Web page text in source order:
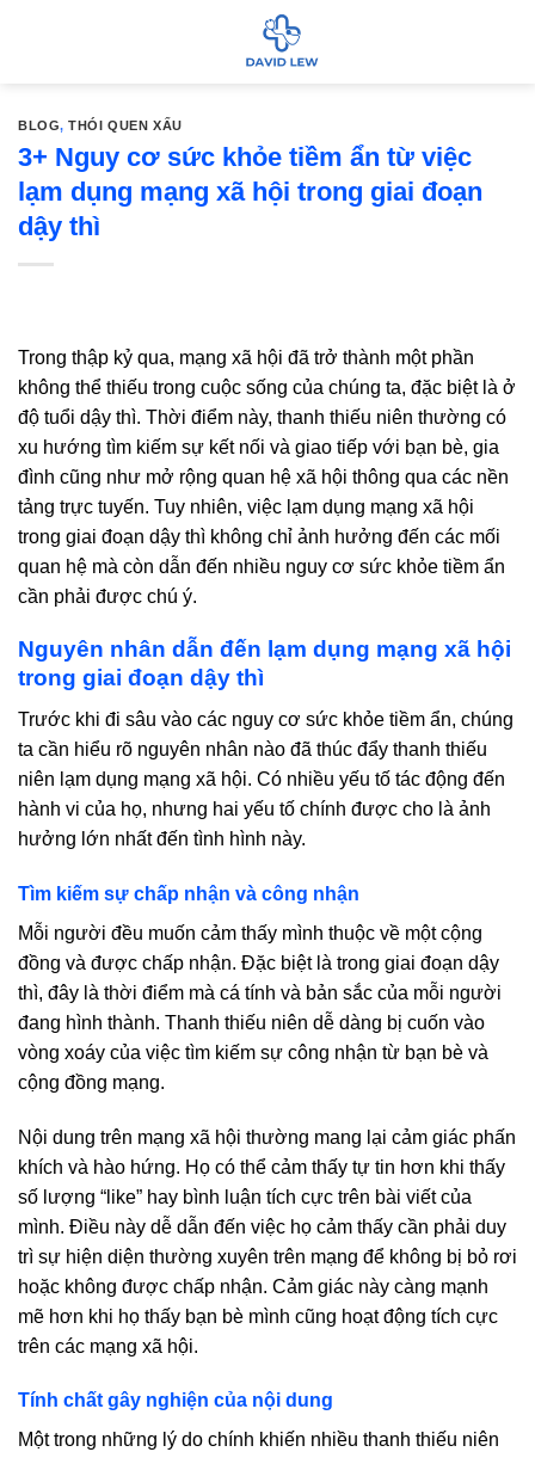
BLOG,THÓI QUEN XẤU
3+ Nguy cơ sức khỏe tiềm ẩn từ việc
lạm dụng mạng xã hội trong giai đoạn
dậy thì
Trong thập kỷ qua, mạng xã hội đã trở thành một phần
không thể thiếu trong cuộc sống của chúng ta, đặc biệt là ở
độ tuổi dậy thì. Thời điểm này, thanh thiếu niên thường có
xu hướng tìm kiếm sự kết nối và giao tiếp với bạn bè, gia
đình cũng như mở rộng quan hệ xã hội thông qua các nền
tảng trực tuyến. Tuy nhiên, việc lạm dụng mạng xã hội
trong giai đoạn dậy thì không chỉ ảnh hưởng đến các mối
quan hệ mà còn dẫn đến nhiều nguy cơ sức khỏe tiềm ẩn
cần phải được chú ý.
Nguyên nhân dẫn đến lạm dụng mạng xã hội
trong giai đoạn dậy thì
Trước khi đi sâu vào các nguy cơ sức khỏe tiềm ẩn, chúng
ta cần hiểu rõ nguyên nhân nào đã thúc đẩy thanh thiếu
niên lạm dụng mạng xã hội. Có nhiều yếu tố tác động đến
hành vi của họ, nhưng hai yếu tố chính được cho là ảnh
hưởng lớn nhất đến tình hình này.
Tìm kiếm sự chấp nhận và công nhận
Mỗi người đều muốn cảm thấy mình thuộc về một cộng
đồng và được chấp nhận. Đặc biệt là trong giai đoạn dậy
thì, đây là thời điểm mà cá tính và bản sắc của mỗi người
đang hình thành. Thanh thiếu niên dễ dàng bị cuốn vào
vòng xoáy của việc tìm kiếm sự công nhận từ bạn bè và
cộng đồng mạng.
Nội dung trên mạng xã hội thường mang lại cảm giác phấn
khích và hào hứng. Họ có thể cảm thấy tự tin hơn khi thấy
số lượng “like” hay bình luận tích cực trên bài viết của
mình. Điều này dễ dẫn đến việc họ cảm thấy cần phải duy
trì sự hiện diện thường xuyên trên mạng để không bị bỏ rơi
hoặc không được chấp nhận. Cảm giác này càng mạnh
mẽ hơn khi họ thấy bạn bè mình cũng hoạt động tích cực
trên các mạng xã hội.
Tính chất gây nghiện của nội dung
Một trong những lý do chính khiến nhiều thanh thiếu niên